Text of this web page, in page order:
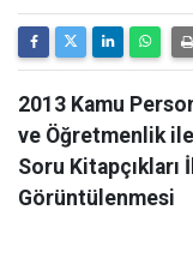
2013 Kamu
ve Öğretmenlik
Soru Kitapçıkları
Görüntülenmesi